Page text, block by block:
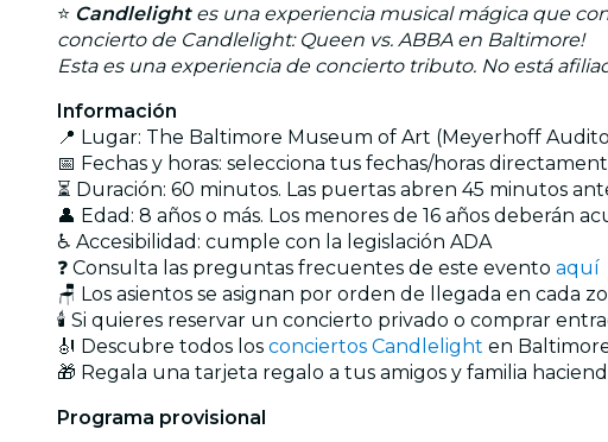
⭐ Candlelightes una experiencia musical mágica que
concierto de Candlelight: Queen vs. ABBA en Baltimore!
Esta es una experiencia de concierto tributo. No está
Información
📍 Lugar: The Baltimore Museum of Art (Meyerhoff
📅 Fechas y horas: selecciona tus fechas/horas
⏳ Duración: 60 minutos. Las puertas abren 45 minutos
👤 Edad: 8 años o más. Los menores de 16 años deberán
♿ Accesibilidad: cumple con la legislación ADA
❓ Consulta las preguntas frecuentes de este evento aquí
🪑 Los asientos se asignan por orden de llegada en cada
🕯️ Si quieres reservar un concierto privado o comprar
🎻 Descubre todos los conciertos Candlelight en
🎁 Regala una tarjeta regalo a tus amigos y familia
Programa provisional